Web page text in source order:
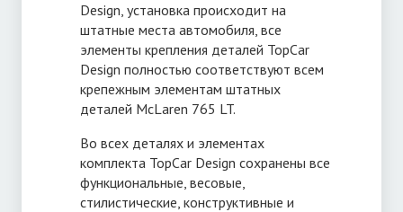
Design, установка происходит на
штатные места автомобиля, все
элементы крепления деталей TopCar
Design полностью соответствуют всем
крепежным элементам штатных
деталей McLaren 765 LT.
Во всех деталях и элементах
комплекта TopCar Design сохранены все
функциональные, весовые,
стилистические, конструктивные и